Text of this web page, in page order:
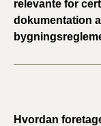
relevante for
dokumentation
Hvordan